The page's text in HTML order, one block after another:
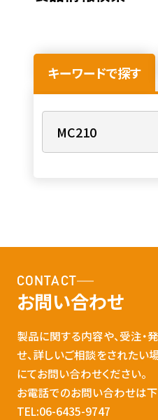
キーワードで探す
CONTACT
お問い合わせ
製品に関する内容や、受注・
せ、詳しいご相談をされたい
にてお問い合わせください。
お電話でのお問い合わせは下
TEL:06-6435-9747